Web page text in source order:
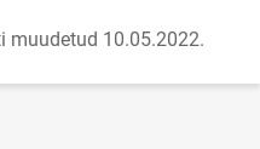
muudetud 10.05.2022.